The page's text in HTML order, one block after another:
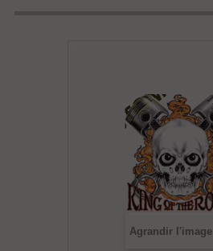
Agrandir l'image